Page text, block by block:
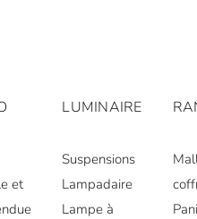
et
LUMINAIRE
Suspensions
Lampadaire
Lampe à